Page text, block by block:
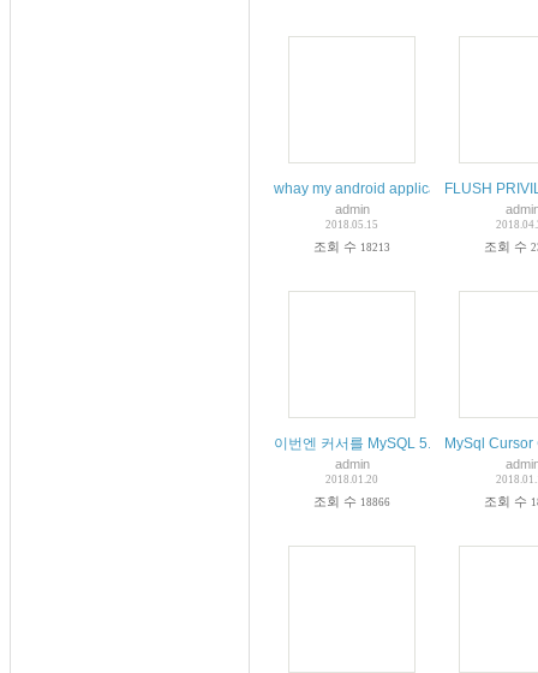
whay my android applicatin give this
admin
2018.05.15
조회 수 18213
FLUSH
조회 수
이번엔 커서를 MySQL 5.X -
admin
2018.01.20
조회 수 18866
MySql Cursor
조회 수